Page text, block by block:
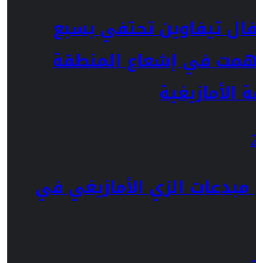
تيفاوين تحتفي بسبع
في إشعاع المنطقة
الأمازيغية
مبدعات الزي الأمازيغي في